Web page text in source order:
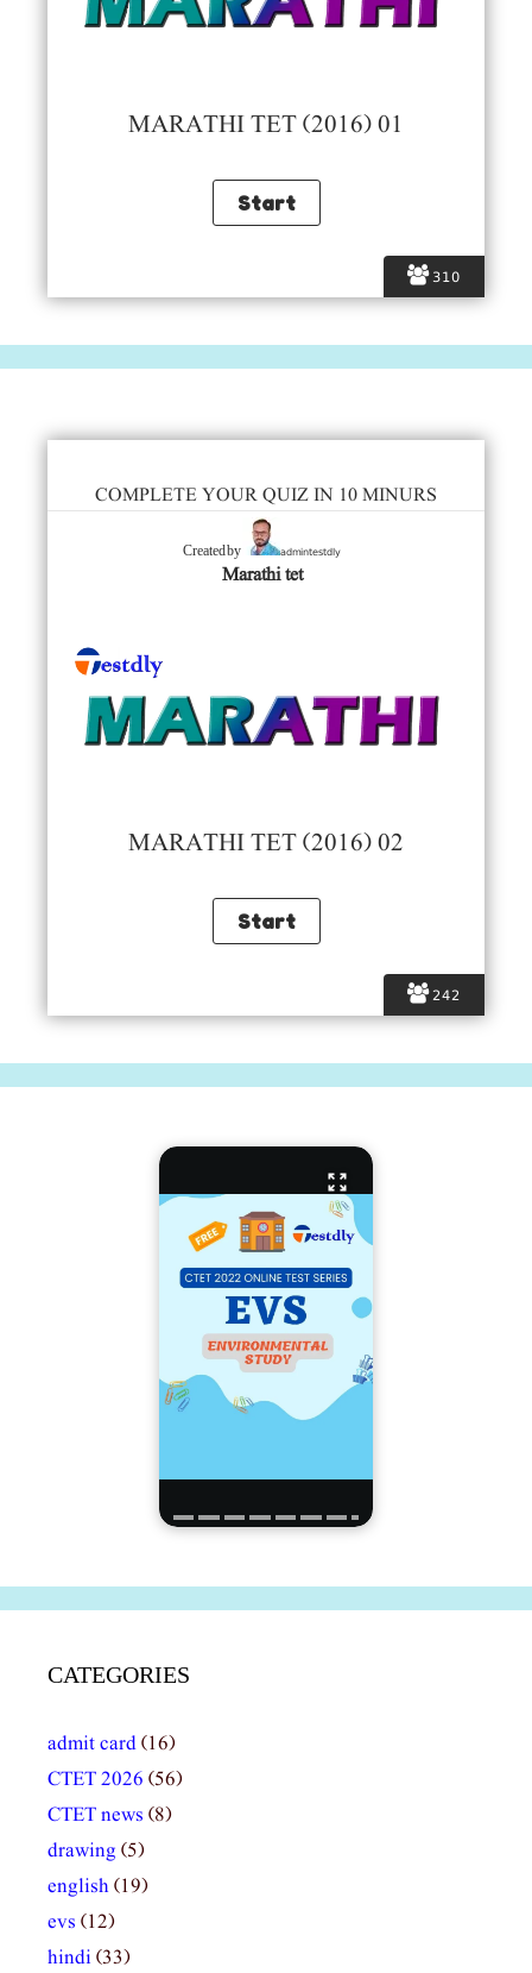
310
MARATHI TET (2016) 01
242
COMPLETE YOUR QUIZ IN 10 MINURS
Created by admintestdly
Marathi tet
MARATHI TET (2016) 02
CATEGORIES
admit card(16)
CTET 2026 (56)
CTET news (8)
drawing (5)
english(19)
evs (12)
hindi(33)